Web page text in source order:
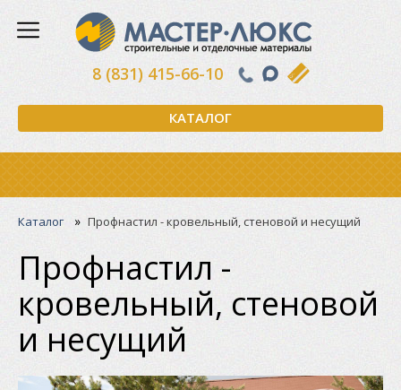
КАТАЛОГ
8 (831) 415-66-10
Каталог» Профнастил - кровельный, стеновой и несущий
Профнастил -
кровельный, стеновой
и несущий